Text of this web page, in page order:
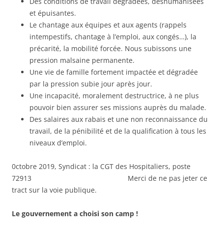
et épuisantes.
Le chantage aux équipes et aux agents (rappels
intempestifs, chantage à l’emploi, aux congés…), la
précarité, la mobilité forcée. Nous subissons une
pression malsaine permanente.
Une vie de famille fortement impactée et dégradée
par la pression subie jour après jour.
Une incapacité, moralement destructrice, à ne plus
pouvoir bien assurer ses missions auprès du malade.
Des salaires aux rabais et une non reconnaissance du
travail, de la pénibilité et de la qualification à tous les
niveaux d’emploi.
0ctobre 2019, Syndicat : la CGT des Hospitaliers, poste
72913 Merci de ne pas jeter ce
tract sur la voie publique.
Le gouvernement a choisi son camp !